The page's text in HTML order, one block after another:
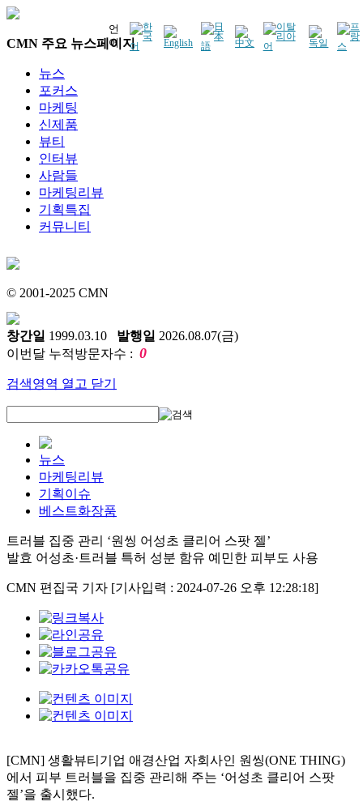
언
어
CMN 주요 뉴스페이지
뉴스
포커스
마케팅
신제품
뷰티
인터뷰
사람들
마케팅리뷰
기획특집
커뮤니티
© 2001-2025 CMN
창간일 1999.03.10 발행일 2026.08.07(금)
이번달 누적방문자수 : 0
검색영역 열고 닫기
뉴스
마케팅리뷰
기획이슈
베스트화장품
트러블 집중 관리 ‘원씽 어성초 클리어 스팟 젤’
발효 어성초·트러블 특허 성분 함유 예민한 피부도 사용
CMN 편집국 기자 [기사입력 : 2024-07-26 오후 12:28:18]
[CMN] 생활뷰티기업 애경산업 자회사인 원씽(ONE THING)
에서 피부 트러블을 집중 관리해 주는 ‘어성초 클리어 스팟
젤’을 출시했다.